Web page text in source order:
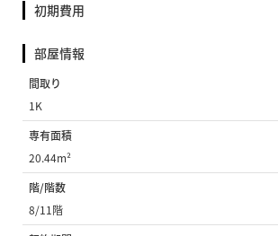
初期費用
部屋情報
間取り
1K
専有面積
20.44m²
階/階数
8/11階